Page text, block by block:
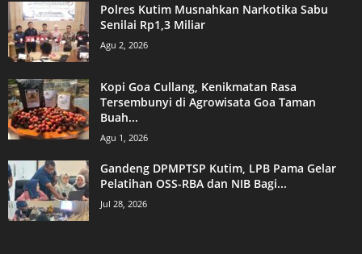
Polres Kutim Musnahkan Narkotika Sabu
Senilai Rp1,3 Miliar
Agu 2, 2026
Kopi Goa Cullang, Kenikmatan Rasa
Tersembunyi di Agrowisata Goa Taman
Buah...
Agu 1, 2026
Gandeng DPMPTSP Kutim, LPB Pama Gelar
Pelatihan OSS-RBA dan NIB Bagi...
Jul 28, 2026